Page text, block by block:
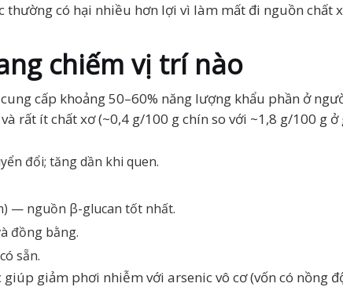
có hại nhiều hơn lợi vì làm mất đi nguồn chất
chiếm vị trí nào
cấp khoảng 50–60% năng lượng khẩu phần ở
rất ít chất xơ (~0,4 g/100 g chín so với ~1,8 g/100 g ở
đổi; tăng dần khi quen.
— nguồn β-glucan tốt nhất.
đồng bằng.
sẵn.
giảm phơi nhiễm với arsenic vô cơ (vốn có nồng